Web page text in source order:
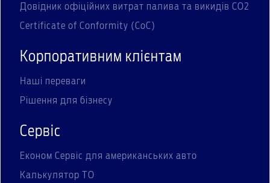
Довідник офіційних витрат палива та викидів СО2
Certificate of Conformity (CoC)
Корпоративним клієнтам
Наші переваги
Рішення для бізнесу
Сервіс
Економ Сервіс для американських авто
Калькулятор ТО